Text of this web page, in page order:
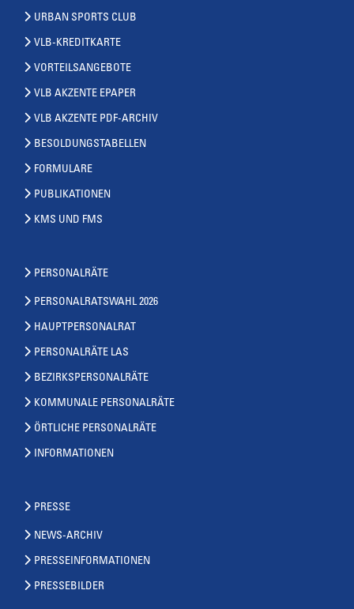
URBAN SPORTS CLUB
VLB-KREDITKARTE
VORTEILSANGEBOTE
VLB AKZENTE EPAPER
VLB AKZENTE PDF-ARCHIV
BESOLDUNGSTABELLEN
FORMULARE
PUBLIKATIONEN
KMS UND FMS
PERSONALRÄTE
PERSONALRATSWAHL 2026
HAUPTPERSONALRAT
PERSONALRÄTE LAS
BEZIRKSPERSONALRÄTE
KOMMUNALE PERSONALRÄTE
ÖRTLICHE PERSONALRÄTE
INFORMATIONEN
PRESSE
NEWS-ARCHIV
PRESSEINFORMATIONEN
PRESSEBILDER